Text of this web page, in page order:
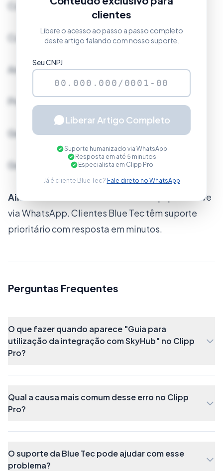
Como efetuar o cadastro?
Configurando no Clipp
Anunciando produtos no SkyHub
Produtos anunciados
Gerenciamento de pedidos
Gerenciamento de Entregas
Ainda com dificuldades?
Nossa equipe resolve
via WhatsApp. Clientes Blue Tec têm suporte
prioritário com resposta em minutos.
clientes
Libere o acesso ao passo a passo completo
deste artigo falando com nosso suporte.
Seu CNPJ
Liberar Artigo Completo
Suporte humanizado via WhatsApp
Resposta em até 5 minutos
Especialista em Clipp Pro
Já é cliente Blue Tec? Fale direto no WhatsApp
Perguntas Frequentes
O que fazer quando aparece "Guia para
utilização da integração com SkyHub" no Clipp
Pro?
Qual a causa mais comum desse erro no Clipp
Pro?
O suporte da Blue Tec pode ajudar com esse
problema?